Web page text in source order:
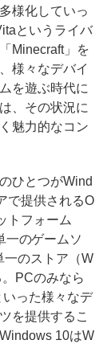
様化していっ
というライバ
Minecraft」を
様々なデバイ
を遊ぶ時代に
、その状況に
魅力的なコン
ひとつがWind
で提供されるO
トフォーム
一のゲームソ
一のストア（W
PCのみなら
った様々なデ
を提供するこ
10はW